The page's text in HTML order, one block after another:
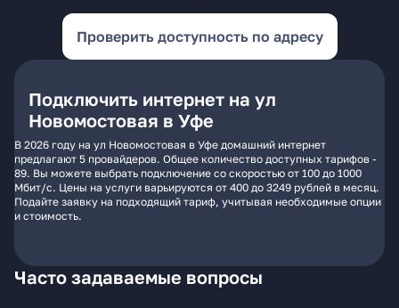
Проверить доступность по адресу
Подключить интернет на ул
Новомостовая в Уфе
В 2026 году на ул Новомостовая в Уфе домашний интернет
предлагают 5 провайдеров. Общее количество доступных тарифов -
89. Вы можете выбрать подключение со скоростью от 100 до 1000
Мбит/с. Цены на услуги варьируются от 400 до 3249 рублей в месяц.
Подайте заявку на подходящий тариф, учитывая необходимые опции
и стоимость.
Часто задаваемые вопросы